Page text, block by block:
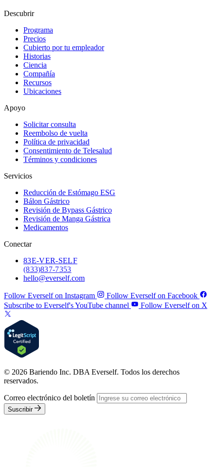
Descubrir
Programa
Precios
Cubierto por tu empleador
Historias
Ciencia
Compañía
Recursos
Ubicaciones
Apoyo
Solicitar consulta
Reembolso de vuelta
Política de privacidad
Consentimiento de Telesalud
Términos y condiciones
Servicios
Reducción de Estómago ESG
Bálon Gástrico
Revisión de Bypass Gástrico
Revisión de Manga Gástrica
Medicamentos
Conectar
83E-VER-SELF
(833) 837-7353
hello@everself.com
Follow Everself on Instagram
Follow Everself on Facebook
Subscribe to Everself's YouTube channel
Follow Everself on X
© 2026 Bariendo Inc. DBA Everself. Todos los derechos
reservados.
Correo electrónico del boletín
Suscribir